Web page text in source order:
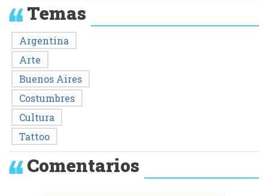
Temas
Argentina
Arte
Buenos Aires
Costumbres
Cultura
Tattoo
Comentarios